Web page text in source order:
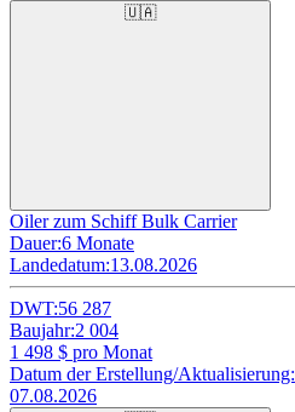
🇺🇦
Oiler zum Schiff Bulk Carrier
Dauer:6 Monate
Landedatum:13.08.2026
DWT:56 287
Baujahr:2 004
1 498 $ pro Monat
Datum der Erstellung/Aktualisierung:
07.08.2026